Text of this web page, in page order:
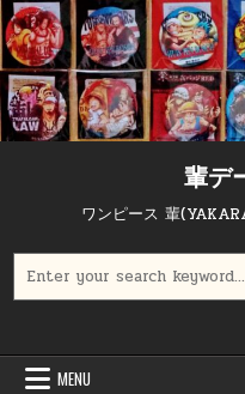
輩デ
ワンピース 輩
MENU